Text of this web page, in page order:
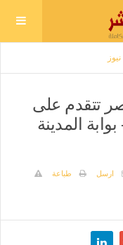
تتقدم على
المدينة
ارسل
طباعة